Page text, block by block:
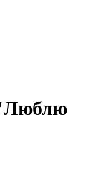
"Люблю